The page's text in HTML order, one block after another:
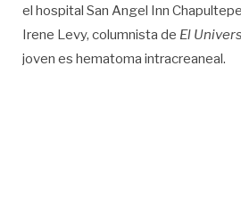
el hospital San Angel Inn
Irene Levy, columnista de El
joven es hematoma intracreaneal.